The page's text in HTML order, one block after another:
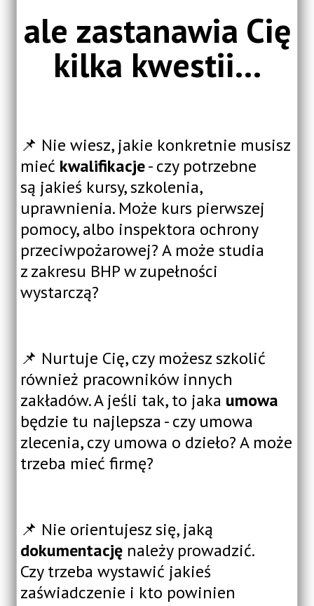
ale zastanawia Cię
kilka kwestii...
📌 Nie wiesz, jakie konkretnie musisz
mieć kwalifikacje- czy potrzebne
są jakieś kursy, szkolenia,
uprawnienia. Może kurs pierwszej
pomocy, albo inspektora ochrony
przeciwpożarowej? A może studia
z zakresu BHP w zupełności
wystarczą?
📌 Nurtuje Cię, czy możesz szkolić
również pracowników innych
zakładów. A jeśli tak, to jaka umowa
będzie tu najlepsza - czy umowa
zlecenia, czy umowa o dzieło? A może
trzeba mieć firmę?
📌 Nie orientujesz się, jaką
dokumentację należy prowadzić.
Czy trzeba wystawić jakieś
zaświadczenie i kto powinien